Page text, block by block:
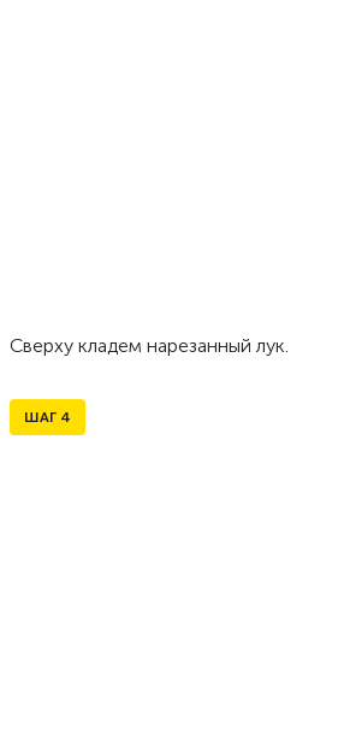
Сверху кладем нарезанный лук.
ШАГ 4